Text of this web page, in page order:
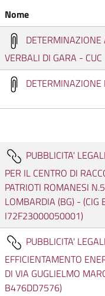
Nome
VERBALI DI GARA - CUC
DETERMINAZIONE
PUBBLICITA'
PER IL CENTRO DI
PATRIOTI ROMANESI
LOMBARDIA (BG) - (CIG
I72F23000050001)
PUBBLICITA'
EFFICIENTAMENTO
DI VIA GUGLIELMO
B476DD7576)